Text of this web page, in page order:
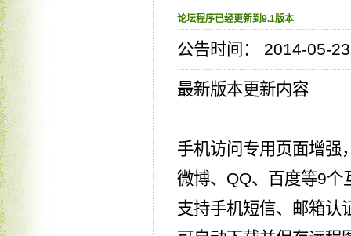
论坛程序已经更新到9.1版本
公告时间： 2014-05-
最新版本更新内容
手机访问专用页面增强
微博、QQ、百度等9个
支持手机短信、邮箱认